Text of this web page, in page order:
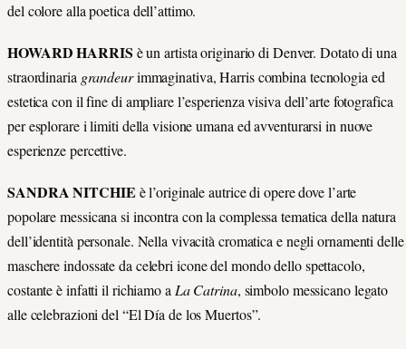
del colore alla poetica dell’attimo.
HOWARD HARRIS è un artista originario di Denver. Dotato di una
straordinaria grandeurimmaginativa, Harris combina tecnologia ed
estetica con il fine di ampliare l’esperienza visiva dell’arte fotografica
per esplorare i limiti della visione umana ed avventurarsi in nuove
esperienze percettive.
SANDRA NITCHIE è l’originale autrice di opere dove l’arte
popolare messicana si incontra con la complessa tematica della natura
dell’identità personale. Nella vivacità cromatica e negli ornamenti delle
maschere indossate da celebri icone del mondo dello spettacolo,
costante è infatti il richiamo aLa Catrina, simbolo messicano legato
alle celebrazioni del “El Día de los Muertos”.